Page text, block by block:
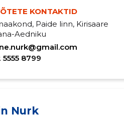
KONTAKTID
Paide linn, Kirisaare
Aedniku
5555 8799
Nurk